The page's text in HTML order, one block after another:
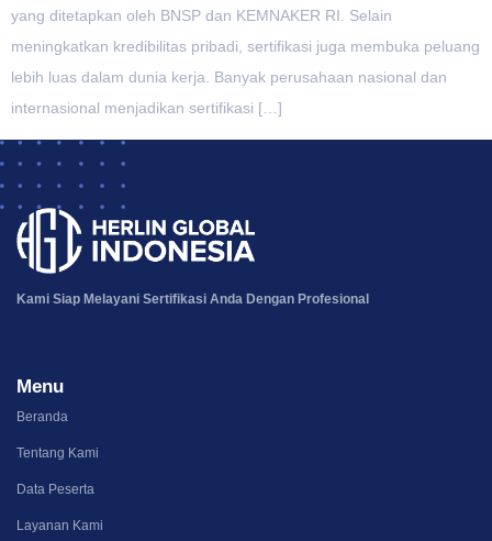
yang ditetapkan oleh BNSP dan KEMNAKER RI. Selain
meningkatkan kredibilitas pribadi, sertifikasi juga membuka peluang
lebih luas dalam dunia kerja. Banyak perusahaan nasional dan
internasional menjadikan sertifikasi […]
Kami Siap Melayani Sertifikasi Anda Dengan Profesional
Menu
Beranda
Tentang Kami
Data Peserta
Layanan Kami